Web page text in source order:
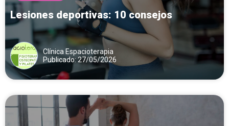
Lesiones deportivas: 10 consejos
Clínica Espacioterapia
Publicado: 27/05/2026